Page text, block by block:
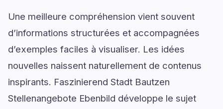
Une meilleure compréhension vient souvent
d’informations structurées et accompagnées
d’exemples faciles à visualiser. Les idées
nouvelles naissent naturellement de contenus
inspirants. Faszinierend Stadt Bautzen
Stellenangebote Ebenbild développe le sujet